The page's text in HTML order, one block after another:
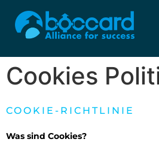
Cookies
COOKIE-RICHTLINIE
Was sind Cookies?